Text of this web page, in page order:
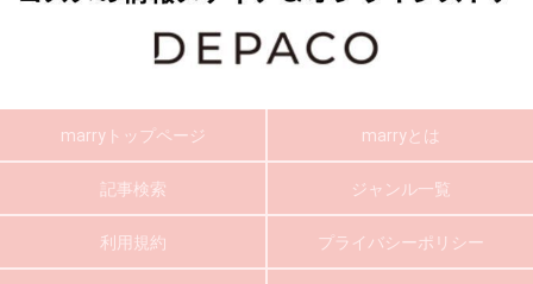
marryトップページ marryとは
記事検索 ジャンル一覧
利用規約 プライバシーポリシー